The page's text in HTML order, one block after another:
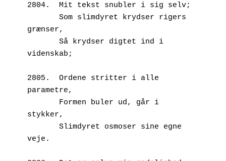
2804.  Mit tekst snubler i sig selv;
grænser,
videnskab;
2805.  Ordene stritter i alle
parametre,
stykker,
veje.